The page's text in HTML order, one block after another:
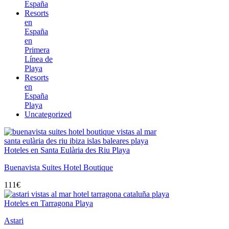
España
Resorts
en
España
en
Primera
Línea de
Playa
Resorts
en
España
Playa
Uncategorized
Hoteles en Santa Eulària des Riu Playa
Buenavista Suites Hotel Boutique
111€
Hoteles en Tarragona Playa
Astari